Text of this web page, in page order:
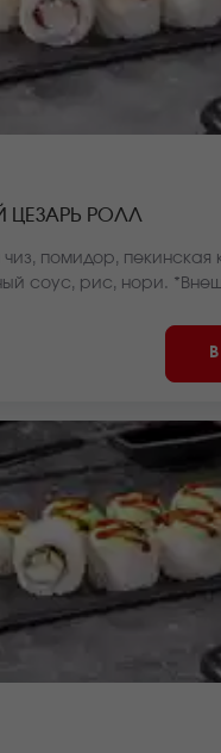
ЦЕЗАРЬ РОЛЛ
помидор, пекинская
соус, рис, нори.